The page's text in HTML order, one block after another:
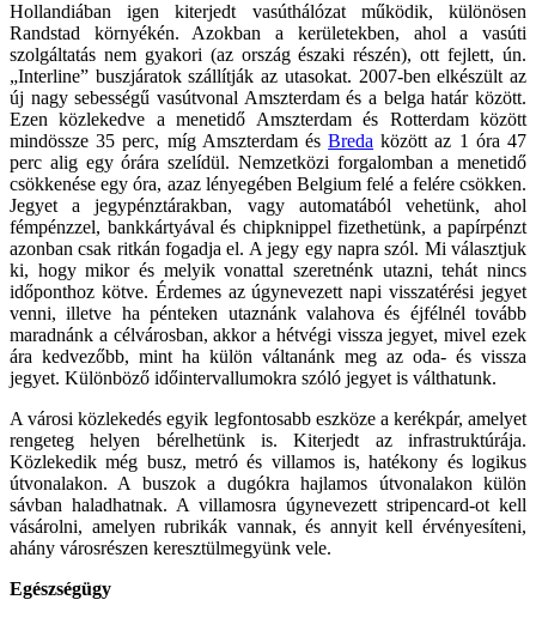
Hollandiában igen kiterjedt vasúthálózat működik, különösen
Randstad környékén. Azokban a kerületekben, ahol a vasúti
szolgáltatás nem gyakori (az ország északi részén), ott fejlett, ún.
„Interline” buszjáratok szállítják az utasokat. 2007-ben elkészült az
új nagy sebességű vasútvonal Amszterdam és a belga határ között.
Ezen közlekedve a menetidő Amszterdam és Rotterdam között
mindössze 35 perc, míg Amszterdam ésBreda között az 1 óra 47
perc alig egy órára szelídül. Nemzetközi forgalomban a menetidő
csökkenése egy óra, azaz lényegében Belgium felé a felére csökken.
Jegyet a jegypénztárakban, vagy automatából vehetünk, ahol
fémpénzzel, bankkártyával és chipknippel fizethetünk, a papírpénzt
azonban csak ritkán fogadja el. A jegy egy napra szól. Mi választjuk
ki, hogy mikor és melyik vonattal szeretnénk utazni, tehát nincs
időponthoz kötve. Érdemes az úgynevezett napi visszatérési jegyet
venni, illetve ha pénteken utaznánk valahova és éjfélnél tovább
maradnánk a célvárosban, akkor a hétvégi vissza jegyet, mivel ezek
ára kedvezőbb, mint ha külön váltanánk meg az oda- és vissza
jegyet. Különböző időintervallumokra szóló jegyet is válthatunk.
A városi közlekedés egyik legfontosabb eszköze a kerékpár, amelyet
rengeteg helyen bérelhetünk is. Kiterjedt az infrastruktúrája.
Közlekedik még busz, metró és villamos is, hatékony és logikus
útvonalakon. A buszok a dugókra hajlamos útvonalakon külön
sávban haladhatnak. A villamosra úgynevezett stripencard-ot kell
vásárolni, amelyen rubrikák vannak, és annyit kell érvényesíteni,
ahány városrészen keresztülmegyünk vele.
Egészségügy